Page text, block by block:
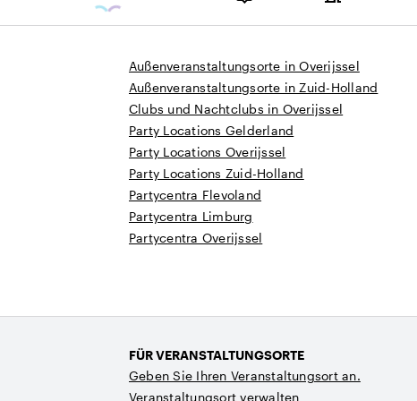
Kapazität
Außenveranstaltungsorte in Overijssel
Außenveranstaltungsorte in Zuid-Holland
Clubs und Nachtclubs in Overijssel
Party Locations Gelderland
Party Locations Overijssel
Party Locations Zuid-Holland
Partycentra Flevoland
Partycentra Limburg
Partycentra Overijssel
FÜR VERANSTALTUNGSORTE
Geben Sie Ihren Veranstaltungsort an.
Veranstaltungsort verwalten